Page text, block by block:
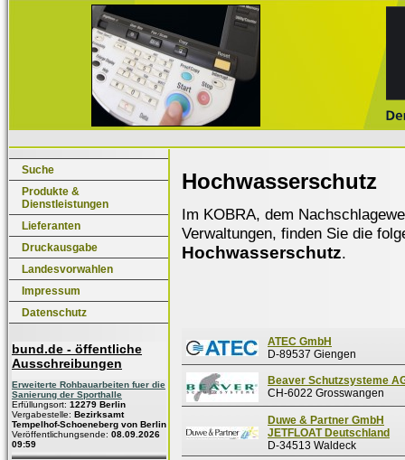
Suche
Produkte &
Dienstleistungen
Lieferanten
Druckausgabe
Landesvorwahlen
Impressum
Datenschutz
bund.de - öffentliche
Ausschreibungen
Erweiterte Rohbauarbeiten fuer die
Sanierung der Sporthalle
Erfüllungsort: 12279 Berlin
Vergabestelle: Bezirksamt
Tempelhof-Schoeneberg von Berlin
Veröffentlichungsende: 08.09.2026
09:59
Hochwasserschutz
Im KOBRA, dem
Verwaltungen, finden Sie die
Hochwasserschutz.
ATEC GmbH
D-89537 Giengen
Beaver Schutzsysteme
CH-6022 Grosswangen
Duwe & Partner GmbH
JETFLOAT Deutschland
D-34513 Waldeck